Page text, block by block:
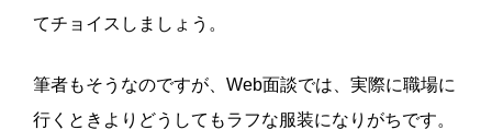
てチョイスしましょう。
筆者もそうなのですが、Web面談では、実際に職場に
行くときよりどうしてもラフな服装になりがちです。